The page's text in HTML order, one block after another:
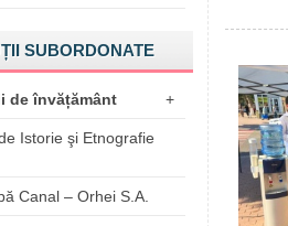
SUBORDONATE
de învățământ +
Istorie şi Etnografie
Canal – Orhei S.A.